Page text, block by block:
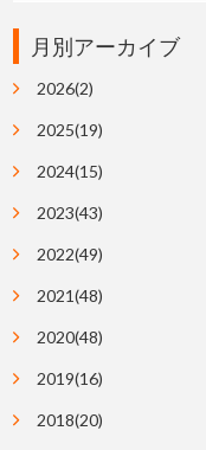
月別アーカイブ
2026(2)
2025(19)
2024(15)
2023(43)
2022(49)
2021(48)
2020(48)
2019(16)
2018(20)